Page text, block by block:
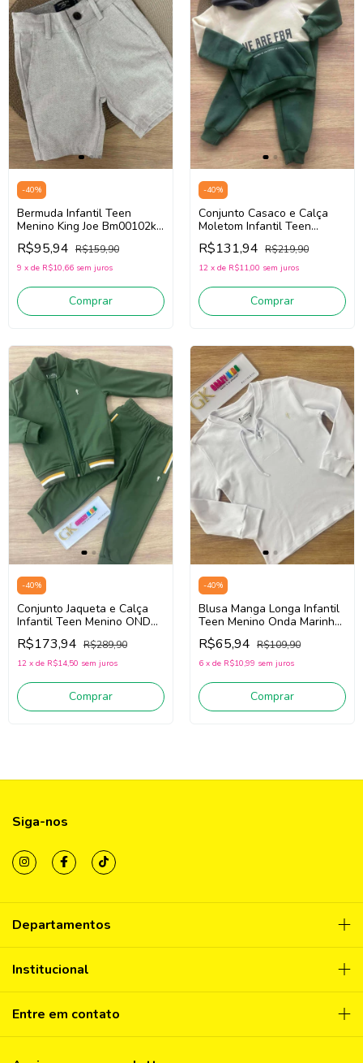
-40%
Bermuda Infantil Teen
Menino King Joe Bm00102k
(Branco)
R$95,94 R$159,90
9 x de R$10,66 sem juros
Comprar
-40%
Conjunto Casaco e Calça
Moletom Infantil Teen
Menino Fbr 15064
(Verde/Bege)
R$131,94 R$219,90
12 x de R$11,00 sem juros
Comprar
-40%
Conjunto Jaqueta e Calça
Infantil Teen Menino ONDA
MARINHA 251131 (Verde)
R$173,94 R$289,90
12 x de R$14,50 sem juros
Comprar
-40%
Blusa Manga Longa Infantil
Teen Menino Onda Marinha
251025 (Branco)
R$65,94 R$109,90
6 x de R$10,99 sem juros
Comprar
Siga-nos
Departamentos
Institucional
Entre em contato